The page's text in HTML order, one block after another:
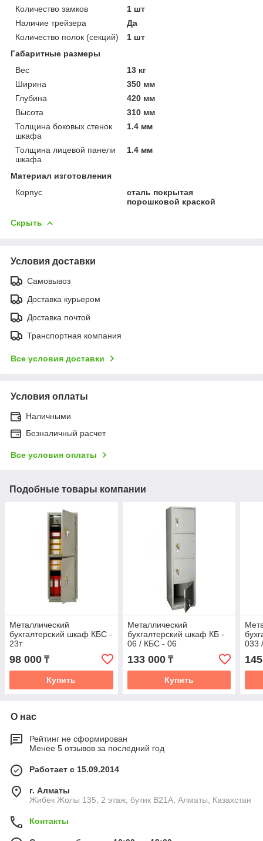
Количество замков
1 шт
Наличие трейзера
Да
Количество полок (секций)
1 шт
Габаритные размеры
Вес
13 кг
Ширина
350 мм
Глубина
420 мм
Высота
310 мм
Толщина боковых стенок
шкафа
1.4 мм
Толщина лицевой панели
шкафа
1.4 мм
Материал изготовления
Корпус
сталь покрытая
порошковой краской
Скрыть
Условия доставки
Самовывоз
Доставка курьером
Доставка почтой
Транспортная компания
Все условия доставки
Условия оплаты
Наличными
Безналичный расчет
Все условия оплаты
Подобные товары компании
Металлический
бухгалтерский шкаф КБС -
23т
98 000 ₸
Купить
Металлический
бухгалтерский шкаф КБ -
06 / КБС - 06
133 000₸
Купить
033
О нас
Рейтинг не сформирован
Менее 5 отзывов за последний год
Работает с 15.09.2014
г. Алматы
Жибек Жолы 135, 2 этаж, бутик B21A, Алматы, Казахстан
Контакты